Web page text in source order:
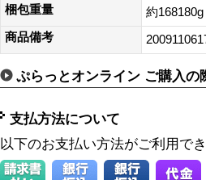
梱包重量
約168180g
商品備考
ぷらっとオンライン ご購入の
支払方法について
以下のお支払い方法がご利用で